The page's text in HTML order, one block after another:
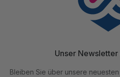
Unser
Bleiben Sie über unsere